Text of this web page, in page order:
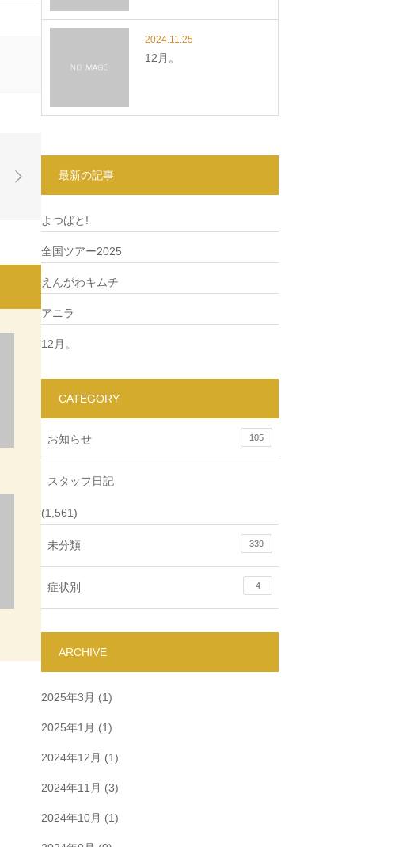
2024.11.25
12月。
最新の記事
よつばと!
全国ツアー2025
えんがわキムチ
アニラ
12月。
CATEGORY
お知らせ 105
スタッフ日記
(1,561)
未分類 339
症状別 4
ARCHIVE
2025年3月 (1)
2025年1月 (1)
2024年12月 (1)
2024年11月 (3)
2024年10月 (1)